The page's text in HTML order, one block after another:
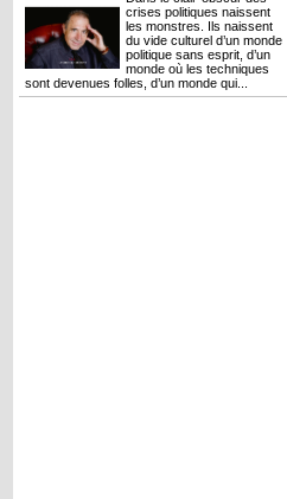
crises politiques naissent
les monstres. Ils naissent
du vide culturel d’un monde
politique sans esprit, d’un
monde où les techniques
sont devenues folles, d’un monde qui...